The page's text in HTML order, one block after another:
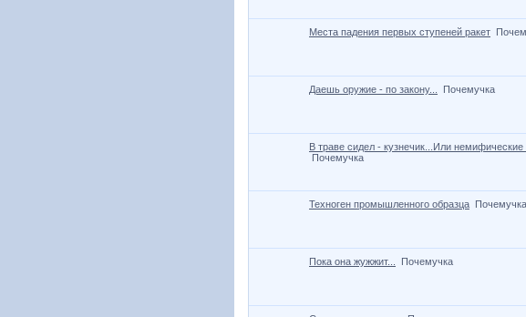
Места падения первых ступеней ракет
Даешь оружие - по закону...
Почемучка
В траве сидел - кузнечик...Или немифические
Почемучка
Техноген промышленного образца Почемучка
Пока она жужжит...
Почемучка